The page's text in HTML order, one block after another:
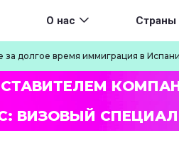
Main navigation
О нас Страны
за долгое время иммиграция в
ВИЗОВЫЙ